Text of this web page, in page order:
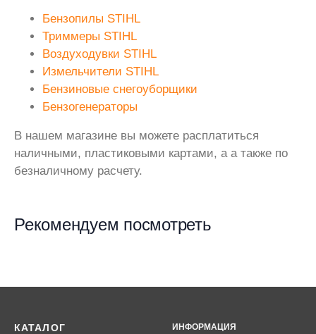
Бензопилы STIHL
Триммеры STIHL
Воздуходувки STIHL
Измельчители STIHL
Бензиновые снегоуборщики
Бензогенераторы
В нашем магазине вы можете расплатиться
наличными, пластиковыми картами, а а также по
безналичному расчету.
Рекомендуем посмотреть
КАТАЛОГ ИНФОРМАЦИЯ